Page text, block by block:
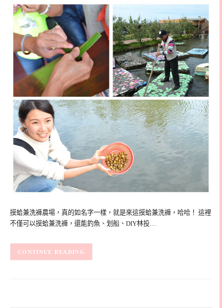
摸蛤兼洗褲農場，真的如名字一樣，就是來這摸蛤兼洗褲，哈哈！ 這裡
不僅可以摸蛤兼洗褲，還能釣魚、划船、DIY林投…
CONTINUE READING